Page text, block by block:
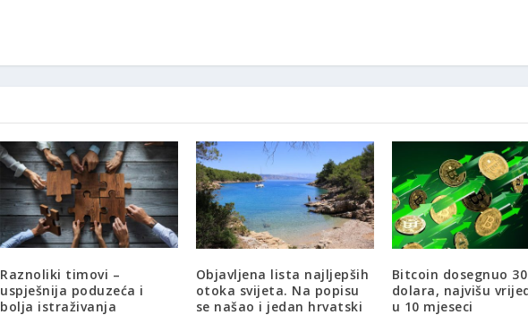
Raznoliki timovi –
uspješnija poduzeća i
bolja istraživanja
Objavljena lista najljepših
otoka svijeta. Na popisu
se našao i jedan hrvatski
Bitcoin dosegnuo
dolara, najvišu
u 10 mjeseci